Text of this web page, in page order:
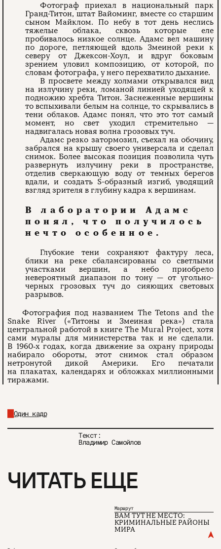
Один кадр
Текст:
Владимир Самойлов
Фотограф приехал в национальный парк
Гранд-Титон, штат Вайоминг, вместе со старшим
сыном Майклом. По небу в тот день неслись
тяжелые облака, сквозь которые еле
пробивалось низкое солнце. Адамс вел машину
по дороге, петляющей вдоль Змеиной реки к
северу от Джексон-Хоул, и вдруг боковым
зрением уловил композицию, от которой, по
словам фотографа, у него перехватило дыхание.
В просвете между холмами открывался вид
на излучину реки, ломаной линией уходящей к
подножию хребта Титон. Заснеженные вершины
то вспыхивали белым на солнце, то скрывались в
тени облаков. Адамс понял, что это тот самый
момент, но свет уходил стремительно —
надвигалась новая волна грозовых туч.
Адамс резко затормозил, съехал на обочину,
забрался на крышу своего универсала и сделал
снимок. Более высокая позиция позволила чуть
развернуть излучину реки в пространстве,
отделив сверкающую воду от темных берегов
вдали, и создать S-образный изгиб, уводящий
взгляд зрителя в глубину кадра к вершинам.
В лаборатории Адамс
понял, что получилось
нечто особенное.
Глубокие тени сохраняют фактуру леса,
блики на реке сбалансированы со светлыми
участками вершин, а небо приобрело
невероятный диапазон по тону — от угольно-
черных грозовых туч до сияющих световых
разрывов.
Фотография под названием The Tetons and the
Snake River («Титоны и Змеиная река»)
стала
центральной работой в книге The Mural Project, хотя
сами муралы для министерства так и не сделали.
В 1960‑х годах, когда движение за охрану природы
набирало обороты, этот снимок стал образом
нетронутой дикой Америки. Его печатали
на плакатах, календарях и обложках миллионными
тиражами.
ЧИТАТЬ ЕЩЕ
Маршрут
ВАМ ТУТ НЕ МЕСТО:
КРИМИНАЛЬНЫЕ РАЙОНЫ
МИРА